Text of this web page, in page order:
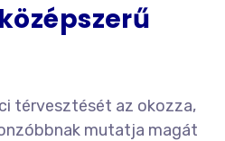
térvesztését az okozza,
mutatja magát